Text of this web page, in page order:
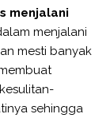
menjalani
menjalani
mesti banyak
sehingga